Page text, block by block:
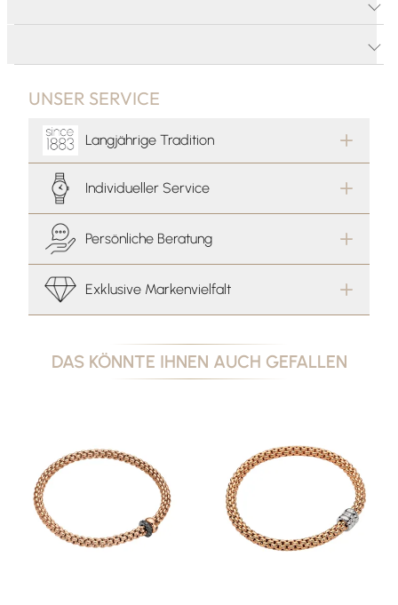
UNSER SERVICE
Langjährige Tradition
Individueller Service
Persönliche Beratung
Exklusive Markenvielfalt
DAS KÖNNTE IHNEN AUCH GEFALLEN